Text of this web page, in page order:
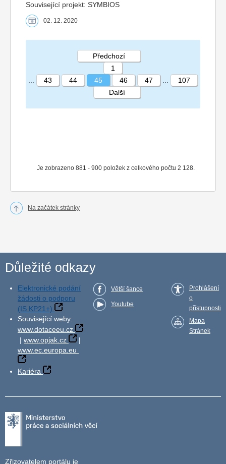
Související projekt: SYMBIOS
02. 12. 2020
STRÁNKA 45 107
Je zobrazeno 881 - 900 položek z celkového počtu 2 128.
Předchozí
1
43 44 45 46 47
107
Další
Na začátek stránky
Důležité odkazy
Elektronické podání
žádosti o podporu
(IS KP21+)
Související weby:
www.dotaceeu.cz
| www.opjak.cz
|
www.ec.europa.eu
Kariéra
Větší šance
Youtube
Prohlášení
o
přístupnosti
Mapa
Stránek
Zřizovatelem portálu je